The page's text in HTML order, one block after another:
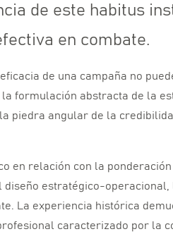
de este habitus
en combate.
de una campaña no
formulación abstracta de la
piedra angular de la
en relación con la
estratégico-operacional,
La experiencia histórica
caracterizado por la